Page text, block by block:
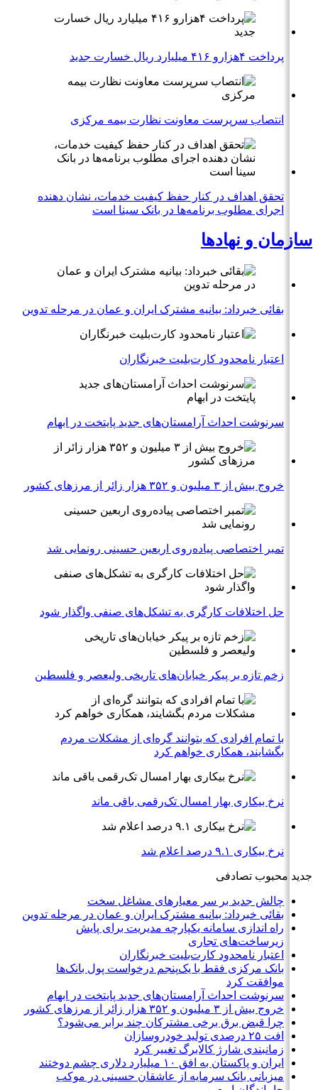
پرداخت ۴هزارو ۴۱۶ میلیارد ریال خسارت جدید
انتصاب سرپرست معاونت نظارت بیمه مرکزی
تحقق اهداف در کنار حفظ کیفیت خدمات، نشان دهنده
اجرای مطلوب برنامه‌ها در بانک سینا است
سازمان و نهادها
بقائی خبرداد: بیانیه مشترک ایران و عمان در مرحله تدوین
اعتبار نامحدود کارت‌بلیت خبرنگاران
سرنوشت احداث آرامستان‌های جدید پایتخت در ابهام
خروج بیش از ۳ میلیون و ۳۵۲ هزار زائر از مرزهای کشور
تمبر اختصاصی پیاده‌روی اربعین حسینی رونمایی شد
حل اختلافات کارگری به تشکل‌های صنفی واگذار شود
زخم تازه بر پیکر خیابان‌های تاریخی ولیعصر و فلسطین
با تمام افرادی که بتوانند گره‌ای از مشکلات مردم
بگشایند، همکاری خواهم کرد
نرخ بیکاری بهار امسال تک‌رقمی باقی ماند
نرخ بیکاری ۹.۱ درصد اعلام شد
جدید محبوب تصادفی
چالش جدید بر سر معیارهای مشاغل سخت
بقائی خبرداد: بیانیه مشترک ایران و عمان در مرحله تدوین
راه اندازی سامانه یکپارچه مدیریت برای پایش
زیرساخت‌های تجاری
اعتبار نامحدود کارت‌بلیت خبرنگاران
بانک مرکزی فقط با یک‌‎پنجم درخواست پول بانک‌ها
موافقت کرد
سرنوشت احداث آرامستان‌های جدید پایتخت در ابهام
خروج بیش از ۳ میلیون و ۳۵۲ هزار زائر از مرزهای کشور
چرا قبض برق برخی مشترکان چند برابر می‌شود؟
افت ۲۵ درصدی تولید خودروسازان
زمانبندی شارژ کالابرگ تغییر کرد
ایران و پاکستان به افق ۱۰ میلیارد دلاری چشم دوختند
میزبانی بانک سرمایه از عاشقان حسینی در موکب